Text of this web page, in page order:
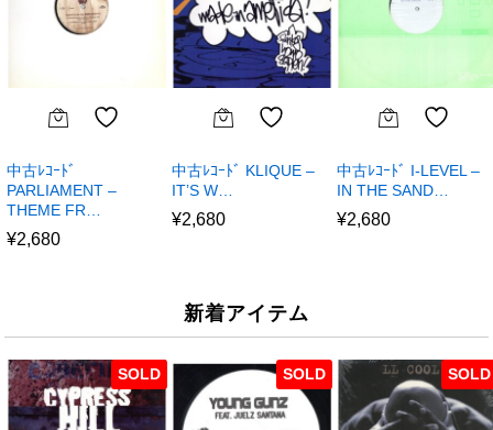
中古ﾚｺｰﾄﾞ
PARLIAMENT –
THEME FR…
¥2,680
中古ﾚｺｰﾄﾞ KLIQUE –
IT’S W…
¥2,680
中古ﾚｺｰﾄﾞ I-LEVEL –
IN THE SAND…
¥2,680
新着アイテム
SOLD SOLD SOLD